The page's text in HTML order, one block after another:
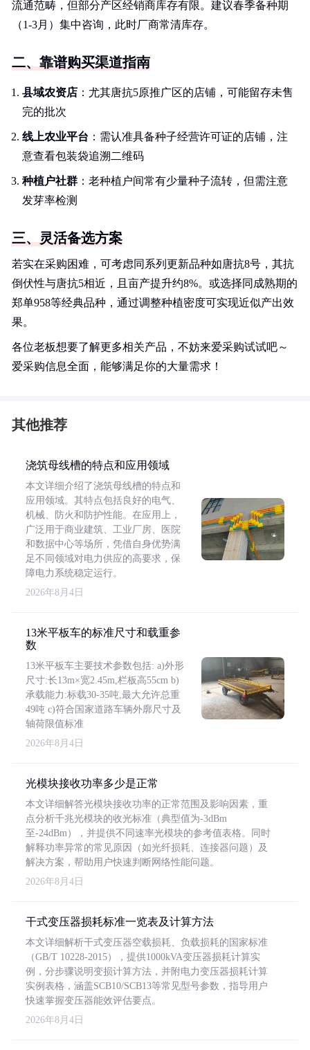
流通范畴，但部分产区经销商库存有限。建议春季备种期
（1-3月）集中咨询，此时厂商常清库存。
二、靠谱购买渠道指南
县域农资店 ：尤其唐抗5原推广区的店铺，可能留存未售
完的批次
线上农业平台 ：需认准具备种子经营许可证的店铺，注
意查看包装袋追溯二维码
种植户社群 ：老种植户间常有少量种子流转，但需注意
发芽率检测
三、灵活备选方案
若实在采购困难，可考虑同系列更新品种如唐抗8号，其抗
倒伏性与唐抗5相近，且亩产提升约8%。或选择同成熟期的
郑单958等经典品种，通过调整种植密度可实现近似产出效
果。
各位老板想要了解更多相关产品，不妨来爱采购试试吧～
爱采购信息全面，能够满足你的大量需求！
其他推荐
浇筑母线槽的特点和应用领域
本文详细介绍了浇筑母线槽的特点和
应用领域。其特点包括良好的电气、
机械、防火和防护性能。在应用上，
广泛用于商业建筑、工业厂房、医院
和数据中心等场所，凭借自身优势满
足不同领域对电力供应的高要求，保
障电力系统稳定运行。
2026年8月4日
13米平板车的标准尺寸和载重参
数
13米平板车主要技术参数包括: a)外形
尺寸:长13m×宽2.45m,栏板高55cm b)
承载能力:标载30-35吨,最大允许总重
49吨 c)符合国家道路车辆外廓尺寸及
轴荷限值标准
2026年8月4日
光模块接收功率多少是正常
本文详细解答光模块接收功率的正常范围及影响因素，重
点分析千兆光模块的收光标准（典型值为-3dBm
至-24dBm），并提供不同速率光模块的参考值表格。同时
解释功率异常的常见原因（如光纤损耗、连接器问题）及
解决方案，帮助用户快速判断网络性能问题。
2026年8月4日
干式变压器损耗标准一览表及计算方法
本文详细解析干式变压器空载损耗、负载损耗的国家标准
（GB/T 10228-2015），提供1000kVA变压器损耗计算实
例，分步骤说明变损计算方法，并附电力变压器损耗计算
实例表格，涵盖SCB10/SCB13等常见型号参数，指导用户
快速掌握变压器能效评估要点。
2026年8月4日